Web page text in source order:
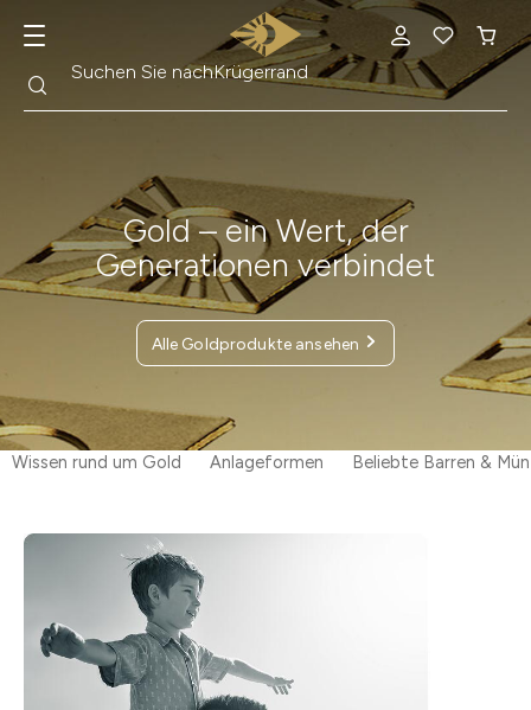
Suchen Sie nach
Gold – ein Wert, der
Generationen verbindet
Alle Goldprodukte ansehen
Wissen rund um Gold Anlageformen Beliebte Barren &